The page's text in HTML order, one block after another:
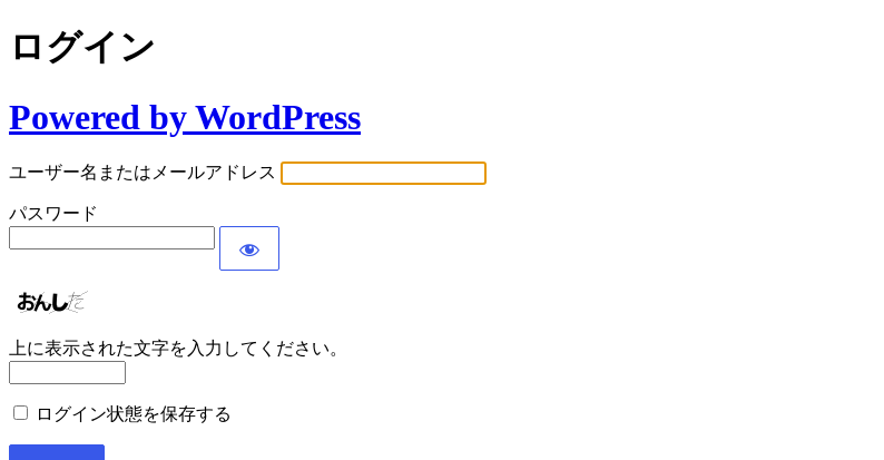
ログイン
Powered by WordPress
ユーザー名またはメールアドレス
パスワード
上に表示された文字を入力してください。
ログイン状態を保存する